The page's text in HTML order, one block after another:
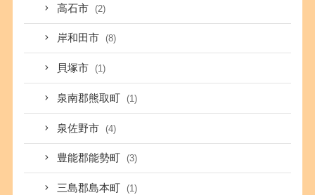
高石市 (2)
岸和田市 (8)
貝塚市 (1)
泉南郡熊取町 (1)
泉佐野市 (4)
豊能郡能勢町 (3)
三島郡島本町 (1)